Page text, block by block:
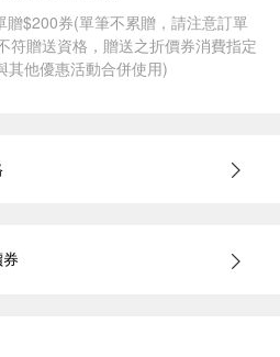
贈$200券(單筆不累贈，請注意訂單
符贈送資格，贈送之折價券消費指定
其他優惠活動合併使用)